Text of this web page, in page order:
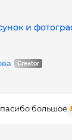
и
большое.